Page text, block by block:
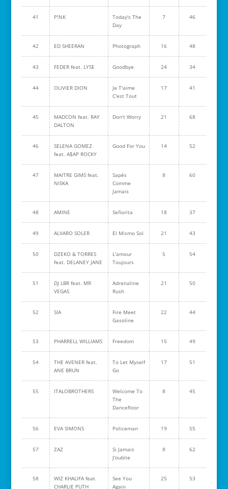
41 P!NK
Today's The
Day
7 46
42 ED SHEERAN Photograph 16 48
43 FEDER feat. LYSE Goodbye 24 34
44 OLIVIER DION
Je T'aime
C'est Tout
17 41
45
MADCON feat. RAY
DALTON
Don't Worry 21 68
46
SELENA GOMEZ
feat. A$AP ROCKY
Good For You 14 52
47
MAITRE GIMS feat.
NISKA
Sapés
Comme
Jamais
8 60
48 AMINE Señorita 18 37
49 ALVARO SOLER El Mismo Sol 21 43
50
DZEKO & TORRES
feat. DELANEY JANE
L'amour
Toujours
5 54
51
DJ LBR feat. MR
VEGAS
Adrenaline
Rush
21 50
52 SIA
Fire Meet
Gasoline
22 44
53 PHARRELL WILLIAMS Freedom 15 49
54
THE AVENER feat.
ANE BRUN
To Let Myself
Go
17 51
55 ITALOBROTHERS
Welcome To
The
Dancefloor
8 45
56 EVA SIMONS Policeman 19 55
57 ZAZ
Si Jamais
J'oublie
8 62
58
WIZ KHALIFA feat.
CHARLIE PUTH
See You
Again
25 53